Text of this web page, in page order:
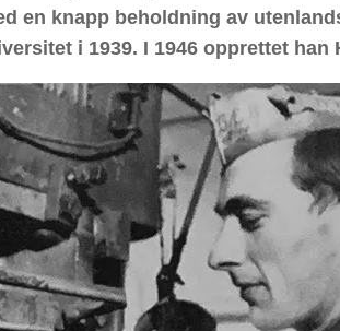
en knapp beholdning av
i 1939. I 1946 opprettet han